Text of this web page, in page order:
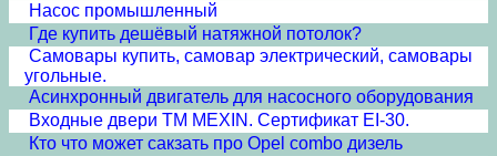
Насос промышленный
Где купить дешёвый натяжной потолок?
Самовары купить, самовар электрический, самовары
угольные.
Асинхронный двигатель для насосного оборудования
Входные двери ТМ MEXIN. Сертификат EI-30.
Кто что может сакзать про Opel combo дизель